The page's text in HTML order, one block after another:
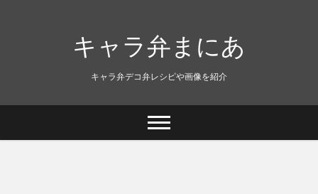
キャラ弁まにあ
キャラ弁デコ弁レシピや画像を紹介